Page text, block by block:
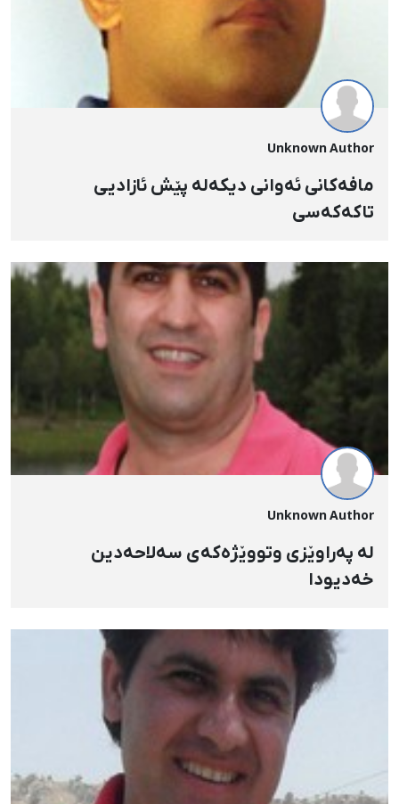
Unknown Author
مافه‌کانی ئه‌وانی دیکه‌له پێش ئازادیی
تاکه‌که‌سی
Unknown Author
لە پەراوێزی وتووێژەكەی سەلاحەدین
خەدیودا